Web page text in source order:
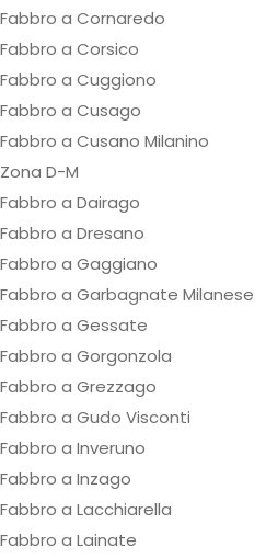
Fabbro a Cornaredo
Fabbro a Corsico
Fabbro a Cuggiono
Fabbro a Cusago
Fabbro a Cusano Milanino
Zona D-M
Fabbro a Dairago
Fabbro a Dresano
Fabbro a Gaggiano
Fabbro a Garbagnate Milanese
Fabbro a Gessate
Fabbro a Gorgonzola
Fabbro a Grezzago
Fabbro a Gudo Visconti
Fabbro a Inveruno
Fabbro a Inzago
Fabbro a Lacchiarella
Fabbro a Lainate